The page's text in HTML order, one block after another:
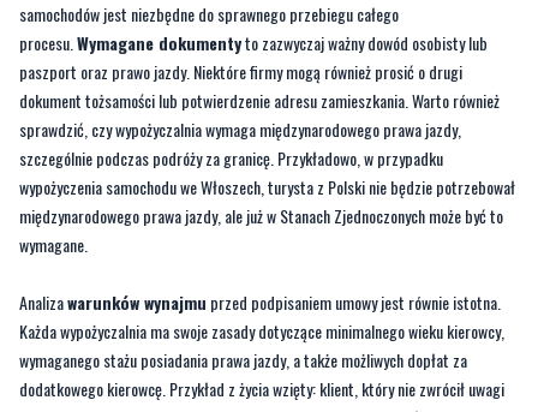
samochodów jest niezbędne do sprawnego przebiegu całego
procesu.Wymagane dokumentyto zazwyczaj ważny dowód osobisty lub
paszport oraz prawo jazdy. Niektóre firmy mogą również prosić o drugi
dokument tożsamości lub potwierdzenie adresu zamieszkania. Warto również
sprawdzić, czy wypożyczalnia wymaga międzynarodowego prawa jazdy,
szczególnie podczas podróży za granicę. Przykładowo, w przypadku
wypożyczenia samochodu we Włoszech, turysta z Polski nie będzie potrzebował
międzynarodowego prawa jazdy, ale już w Stanach Zjednoczonych może być to
wymagane.
Analizawarunków wynajmu przed podpisaniem umowy jest równie istotna.
Każda wypożyczalnia ma swoje zasady dotyczące minimalnego wieku kierowcy,
wymaganego stażu posiadania prawa jazdy, a także możliwych dopłat za
dodatkowego kierowcę. Przykład z życia wzięty: klient, który nie zwrócił uwagi